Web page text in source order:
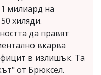
милиард на
хиляди.
да правят
вкарва
в излишък. Та
от Брюксел.